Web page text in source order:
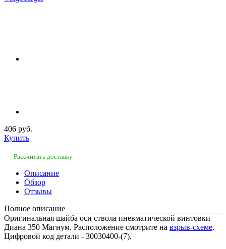
406 руб.
Купить
Рассчитать доставку
Описание
Обзор
Отзывы
Полное описание
Оригинальная шайба оси ствола пневматической винтовки
Диана 350 Магнум. Расположение смотрите на взрыв-схеме.
Цифровой код детали - 30030400-(7).